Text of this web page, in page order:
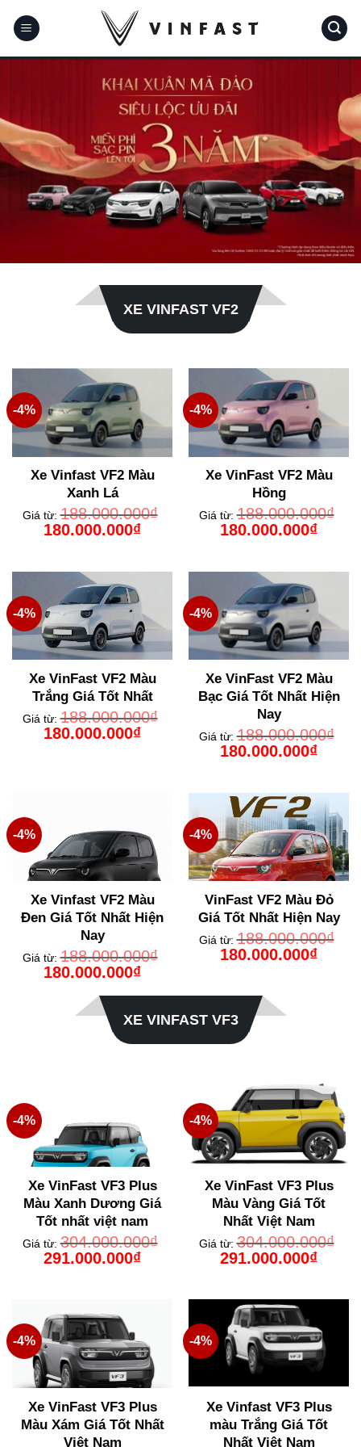
qua
XE VINFAST VF2
-4%
Xe Vinfast VF2 Màu
Xanh Lá
Giá từ:188.000.000₫
Giá
gốc
180.000.000₫Giá
hiện
-4%
Xe VinFast VF2 Màu
Hồng
Giá từ:188.000.000₫
Giá
gốc
180.000.000₫Giá
hiện
-4%
Xe VinFast VF2 Màu
Trắng Giá Tốt Nhất
Giá từ:188.000.000₫
Giá
gốc
180.000.000₫Giá
hiện
-4%
Xe VinFast VF2 Màu
Bạc Giá Tốt Nhất Hiện
Nay
Giá từ:188.000.000₫
Giá
gốc
180.000.000₫Giá
hiện
-4%
Xe Vinfast VF2 Màu
Đen Giá Tốt Nhất Hiện
Nay
Giá từ:188.000.000₫
Giá
gốc
188.000.000₫.
180.000.000₫Giá
hiện
-4%
VinFast VF2 Màu Đỏ
Giá Tốt Nhất Hiện Nay
Giá từ:188.000.000₫
Giá
gốc
180.000.000₫Giá
hiện
XE VINFAST VF3
-4%
Xe VinFast VF3 Plus
Màu Xanh Dương Giá
Tốt nhất việt nam
Giá từ:304.000.000₫
Giá
gốc
291.000.000₫Giá
hiện
-4%
Xe VinFast VF3 Plus
Màu Vàng Giá Tốt
Nhất Việt Nam
Giá từ:304.000.000₫
Giá
gốc
291.000.000₫Giá
hiện
-4%
Xe VinFast VF3 Plus
Màu Xám Giá Tốt Nhất
Việt Nam
-4%
Xe Vinfast VF3 Plus
màu Trắng Giá Tốt
Nhất Việt Nam